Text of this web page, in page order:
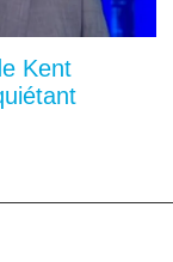
Kent